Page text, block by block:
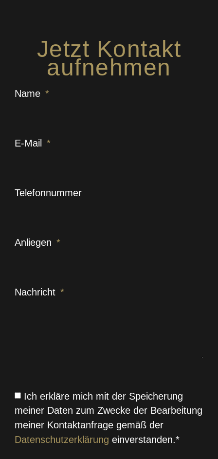
Jetzt Kontakt
aufnehmen
Name
E-Mail
Telefonnummer
Anliegen
Nachricht
Ich erkläre mich mit der Speicherung
meiner Daten zum Zwecke der Bearbeitung
meiner Kontaktanfrage gemäß der
Datenschutzerklärung einverstanden.*